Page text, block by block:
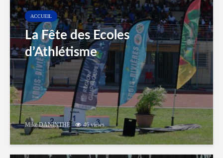
ACCUEIL
La Fête des Ecoles
d’Athlétisme
Mike DANINTHE 46 views